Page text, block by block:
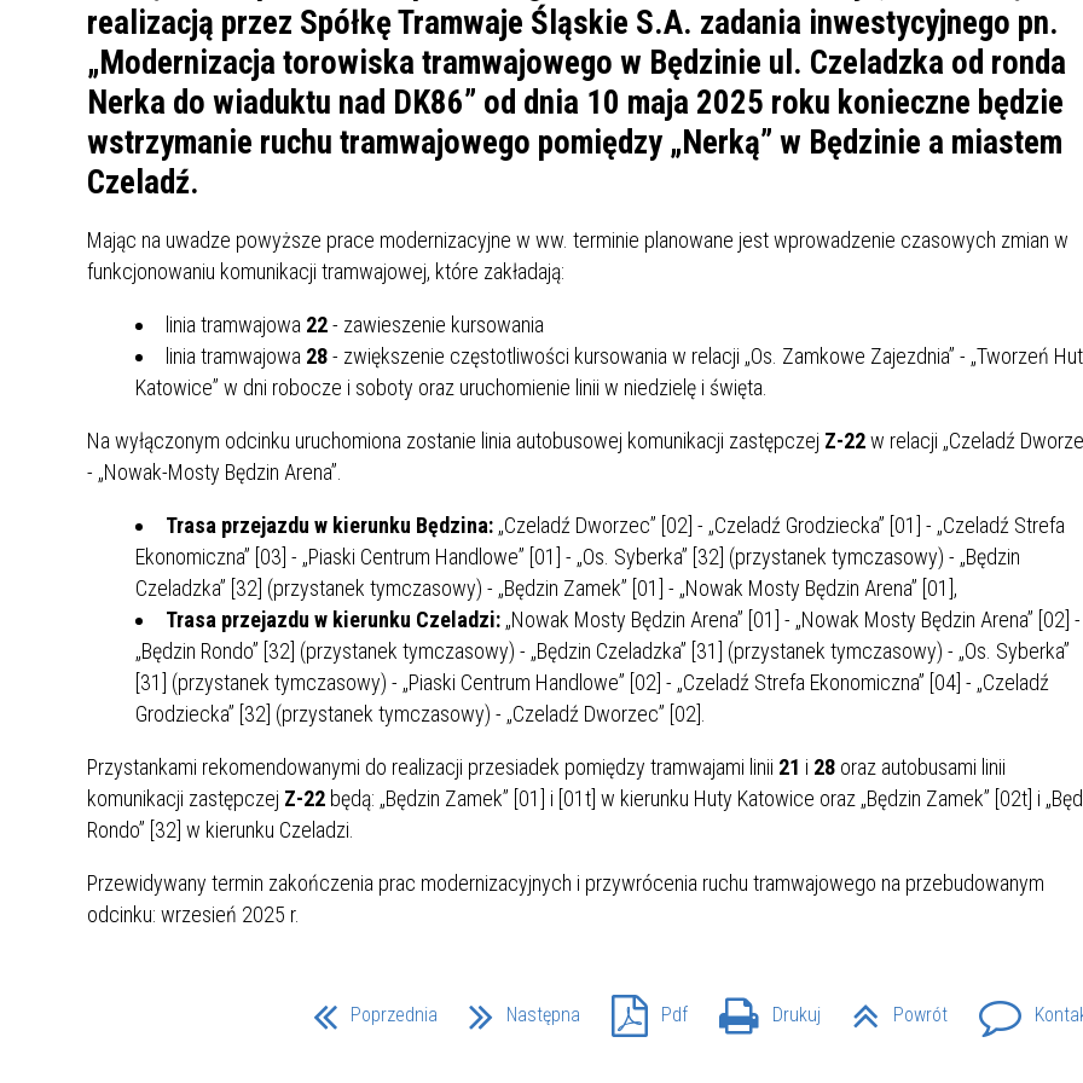
KARTA DUŻEJ RODZINY OFERTY PRACY
PROGRAM WSPARCIA
3+ GÓRĄ!"
AKTYWIZACJA SPOŁECZNO–
ZAWODOWA OSÓB
NIEPEŁNOSPRAWNYCH
PLAN OGÓLNY BĘDZIŃSKA KARTA SENIORA
PODATKI LOKALNE –
PODSTAWOWE INFORMACJE,
KAMPANIA EDUKACYJNO-
EKOLOGICZNA W RAMACH
LINEARNY
REJESTR DANYCH
INFORMACJE ZUS INFORMACJE MOPS BĘDZIN
INFORMACJE KRUS
SZANSA – FORMY AKTYWNEGO
WSPARCIA OBSZARU
ZREWITALIZOWANEGO
MŁODZIEŻOWA RADA MIASTA
BĘDZINA
WYKAZ ZWIERZĄT
Z TERENU MIASTA
BĘDZIŃSKA AKADEMIA MAŁEGO
SPORTOWCA
AKCJA ŻYJ ZDROWO BEZ
ALKOHOLU
GDZIE MOŻNA ZNALEŹĆ I JAK
PORADY OD PRACA.PL
PROJEKT EKOLIDERKI
WZMOCNIENIE PROCESU
SPRAWIEDLIWEJ TRANSFORMACJI
ŚLĄSKA
PRACA W WOJSKU JAKO
WYMAGANIA, ZAROBKI
BEZPŁATNY PORADNIK DLA
KONKURSU O NAGRODĘ
PRZEWODNICZĄCEGO KOMISJI
RUCHEM
UCZNIÓW
DLA WYRÓŻNIAJĄCYCH SIĘ
UCZNIÓW
AWANS ZAWODOWY NAUCZYCIELI
ZAKŁADANIE PLACÓWEK
NIEPUBLICZNYCH
DOFINANSOWANIE
KSZTAŁCENIA
MŁODOCIANYCH
I ST. IM. FRYDERYKA CHOPINA
BUDŻETU PAŃSTWA
SZKÓŁ I PRZEDSZKOLI W
BĘDZINIE
ZAPOMOGOWO-POŻYCZKOWA
PRACOWNIKÓW OŚWIATY
FUNDUSZU OCHRONY
POMOC ZDROWOTNA DLA
SZANS EDUKACYJNYCH DZIECI I
MŁODZIEŻY „PRZYJAZNA SZKOŁA”
W LATACH 2025-2027
realizacją przez Spółkę Tramwaje Śląskie S.A. zadania inwestycyjnego pn.
„Modernizacja torowiska tramwajowego w Będzinie ul. Czeladzka od ronda
Nerka do wiaduktu nad DK86” od dnia 10 maja 2025 roku konieczne będzie
wstrzymanie ruchu tramwajowego pomiędzy „Nerką” w Będzinie a miastem
Czeladź.
Mając na uwadze powyższe prace modernizacyjne w ww. terminie planowane jest wprowadzenie czasowych zmian w
funkcjonowaniu komunikacji tramwajowej, które zakładają:
linia tramwajowa 22- zawieszenie kursowania
linia tramwajowa 28- zwiększenie częstotliwości kursowania w relacji „Os. Zamkowe Zajezdnia” - „Tworzeń
Katowice” w dni robocze i soboty oraz uruchomienie linii w niedzielę i święta.
Na wyłączonym odcinku uruchomiona zostanie linia autobusowej komunikacji zastępczej Z-22w relacji „Czeladź
- „Nowak-Mosty Będzin Arena”.
Trasa przejazdu w kierunku Będzina: „Czeladź Dworzec” [02] - „Czeladź Grodziecka” [01] - „Czeladź Strefa
Ekonomiczna” [03] - „Piaski Centrum Handlowe” [01] - „Os. Syberka” [32] (przystanek tymczasowy) - „Będzin
Czeladzka” [32] (przystanek tymczasowy) - „Będzin Zamek” [01] - „Nowak Mosty Będzin Arena” [01],
Trasa przejazdu w kierunku Czeladzi: „Nowak Mosty Będzin Arena” [01] - „Nowak Mosty Będzin Arena” [02] -
„Będzin Rondo” [32] (przystanek tymczasowy) - „Będzin Czeladzka” [31] (przystanek tymczasowy) - „Os. Syberka”
[31] (przystanek tymczasowy) - „Piaski Centrum Handlowe” [02] - „Czeladź Strefa Ekonomiczna” [04] - „Czeladź
Grodziecka” [32] (przystanek tymczasowy) - „Czeladź Dworzec” [02].
Przystankami rekomendowanymi do realizacji przesiadek pomiędzy tramwajami linii 21 i 28 oraz autobusami linii
komunikacji zastępczej Z-22 będą: „Będzin Zamek” [01] i [01t] w kierunku Huty Katowice oraz „Będzin Zamek” [02t] i
Rondo” [32] w kierunku Czeladzi.
Przewidywany termin zakończenia prac modernizacyjnych i przywrócenia ruchu tramwajowego na przebudowanym
odcinku: wrzesień 2025 r.
Poprzednia Następna Pdf Drukuj Powrót